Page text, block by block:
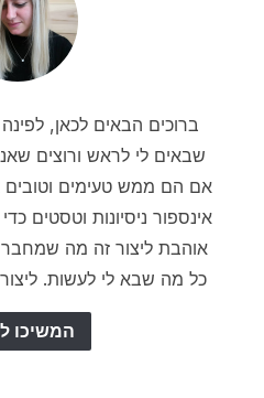
ברוכים הבאים לכאן,
שבאים לי לראש ורוצים
אם הם ממש טעימים וטובים
אינספור ניסיונות וטסטים
אוהבת ליצור זה מה שמחבר
כל מה שבא לי לעשות.
המשיכו